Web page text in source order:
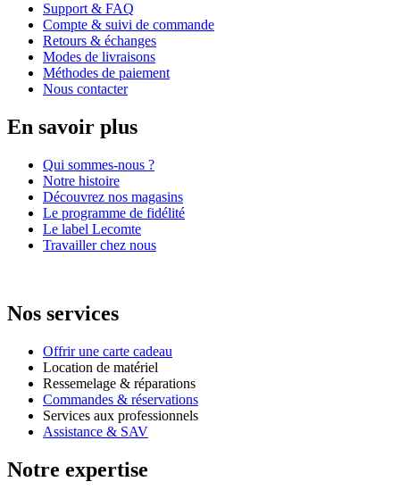
Support & FAQ
Compte & suivi de commande
Retours & échanges
Modes de livraisons
Méthodes de paiement
Nous contacter
En savoir plus
Qui sommes-nous ?
Notre histoire
Découvrez nos magasins
Le programme de fidélité
Le label Lecomte
Travailler chez nous
Nos services
Offrir une carte cadeau
Location de matériel
Ressemelage & réparations
Commandes & réservations
Services aux professionnels
Assistance & SAV
Notre expertise